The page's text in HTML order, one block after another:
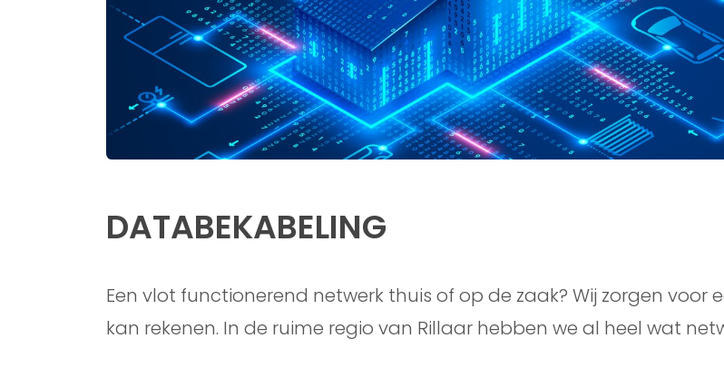
DATABEKABELING
Een vlot functionerend netwerk thuis of op de zaak? Wij zorgen
kan rekenen. In de ruime regio van Rillaar hebben we al heel wat